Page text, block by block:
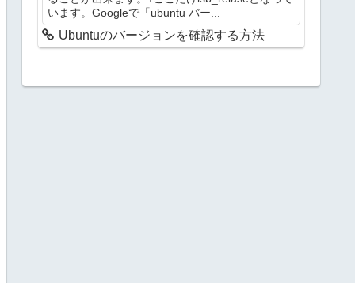
います。Googleで「ubuntu バー...
Ubuntuのバージョンを確認する方法